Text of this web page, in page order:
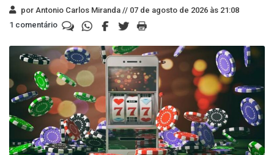
por Antonio Carlos Miranda // 07 de agosto de 2026 às 21:08
1 comentário